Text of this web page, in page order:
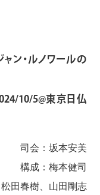
ン・ルノワールの
10/5@東京日仏
司会：坂本安美
構成：梅本健司
田春樹、山田剛志